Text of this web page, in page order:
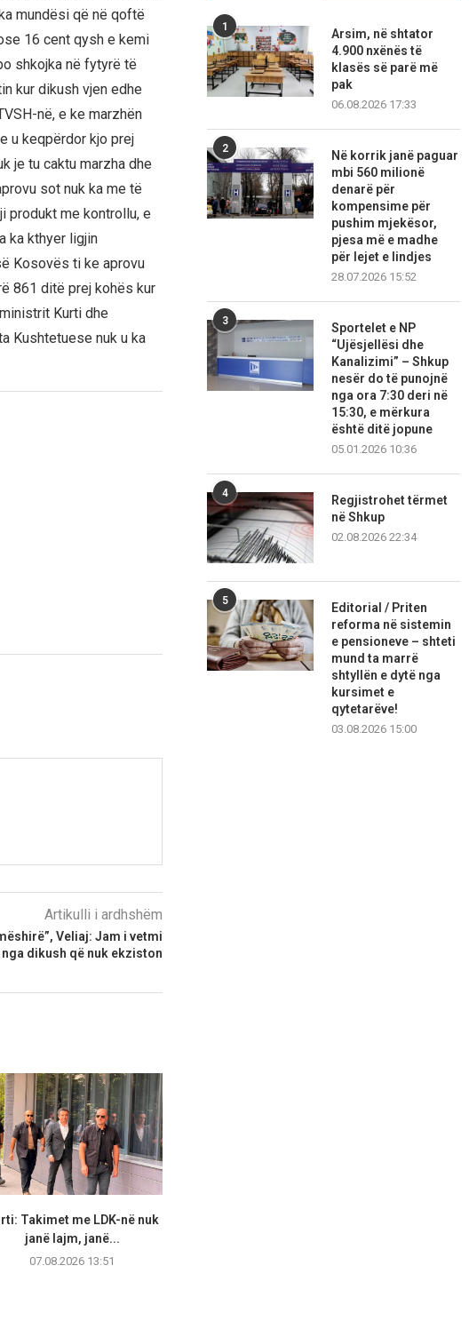
mundësi që në qoftë
16 cent qysh e kemi
shkojka në fytyrë të
kur dikush vjen edhe
në, e ke marzhën
u keqpërdor kjo prej
je tu caktu marzha dhe
sot nuk ka me të
produkt me kontrollu, e
ka kthyer ligjin
Kosovës ti ke aprovu
861 ditë prej kohës kur
Kurti dhe
Kushtetuese nuk u ka
Artikulli i ardhshëm
Veliaj: Jam i vetmi
dikush që nuk ekziston
Takimet me LDK-në nuk
janë lajm, janë...
07.08.2026 13:51
1
Arsim, në shtator
4.900 nxënës të
klasës së parë më
pak
06.08.2026 17:33
2
Në korrik janë paguar
mbi 560 milionë
denarë për
kompensime për
pushim mjekësor,
pjesa më e madhe
për lejet e lindjes
28.07.2026 15:52
3
Sportelet e NP
“Ujësjellësi dhe
Kanalizimi” – Shkup
nesër do të punojnë
nga ora 7:30 deri në
15:30, e mërkura
është ditë jopune
05.01.2026 10:36
4
Regjistrohet tërmet
në Shkup
02.08.2026 22:34
5
Editorial / Priten
reforma në sistemin
e pensioneve – shteti
mund ta marrë
shtyllën e dytë nga
kursimet e
qytetarëve!
03.08.2026 15:00